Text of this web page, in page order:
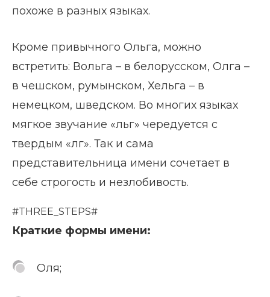
похоже в разных языках.
Кроме привычного Ольга, можно
встретить: Вольга – в белорусском, Олга –
в чешском, румынском, Хельга – в
немецком, шведском. Во многих языках
мягкое звучание «льг» чередуется с
твердым «лг». Так и сама
представительница имени сочетает в
себе строгость и незлобивость.
#THREE_STEPS#
Краткие формы имени:
Оля;